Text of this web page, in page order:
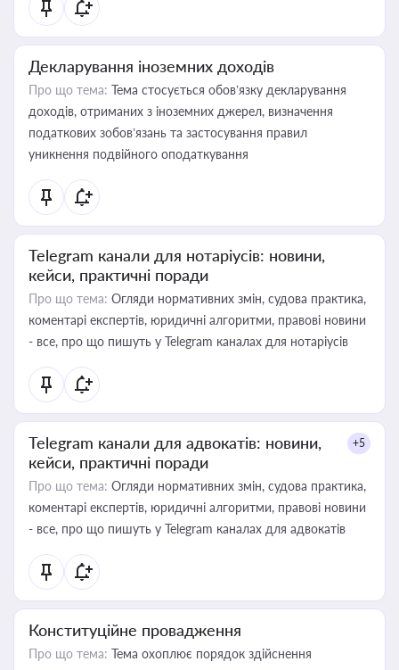
Декларування іноземних доходів
Про що тема: Тема стосується обов’язку декларування
доходів, отриманих з іноземних джерел, визначення
податкових зобов’язань та застосування правил
уникнення подвійного оподаткування
Telegram канали для нотаріусів: новини,
кейси, практичні поради
Про що тема: Огляди нормативних змін, судова практика,
коментарі експертів, юридичні алгоритми, правові новини
- все, про що пишуть у Telegram каналах для нотаріусів
Telegram канали для адвокатів: новини,
кейси, практичні поради
+5
Про що тема: Огляди нормативних змін, судова практика,
коментарі експертів, юридичні алгоритми, правові новини
- все, про що пишуть у Telegram каналах для адвокатів
Конституційне провадження
Про що тема: Тема охоплює порядок здійснення